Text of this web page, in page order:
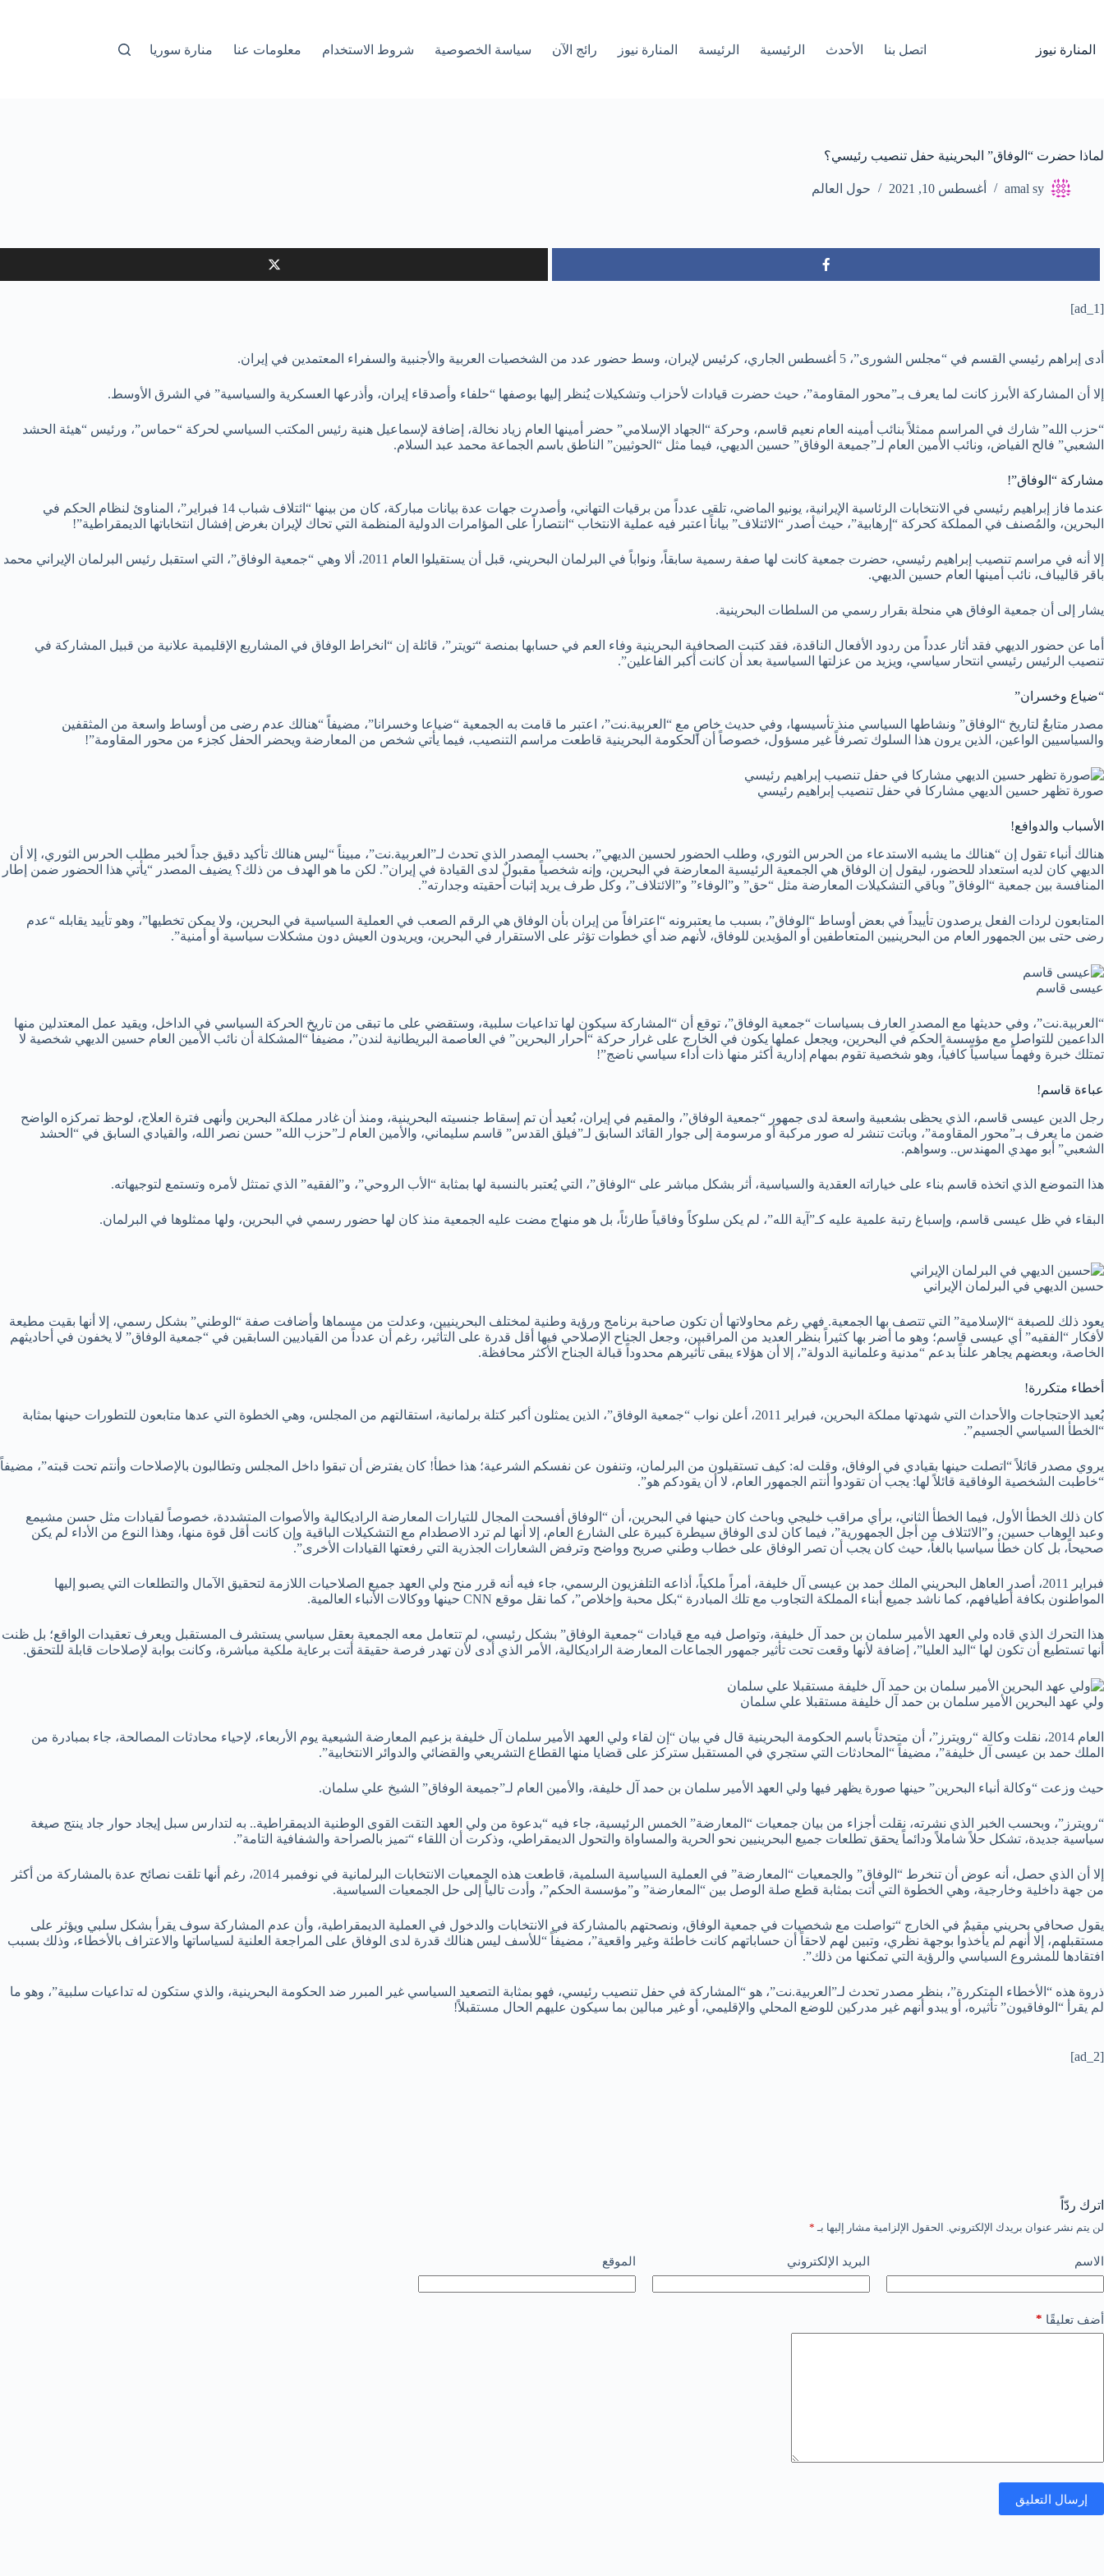
المنارة نيوز اتصل بنا الأحدث الرئيسية الرئیسة المنارة نيوز رائج الآن سياسة الخصوصية شروط الاستخدام معلومات عنا منارة سوريا
لماذا حضرت “الوفاق” البحرينية حفل تنصيب رئيسي؟
amal sy أغسطس 10, 2021 حول العالم
[ad_1]
أدى إبراهم رئيسي القسم في “مجلس الشورى”، 5 أغسطس الجاري، كرئيس لإيران، وسط حضور عدد من الشخصيات العربية والأجنبية والسفراء المعتمدين في إيران.
إلا أن المشاركة الأبرز كانت لما يعرف بـ”محور المقاومة”، حيث حضرت قيادات لأحزاب وتشكيلات يُنظر إليها بوصفها “حلفاء وأصدقاء إيران، وأذرعها العسكرية والسياسية” في الشرق الأوسط.
“حزب الله” شارك في المراسم ممثلاً بنائب أمينه العام نعيم قاسم، وحركة “الجهاد الإسلامي” حضر أمينها العام زياد نخالة، إضافة لإسماعيل هنية رئيس المكتب السياسي لحركة “حماس”، ورئيس “هيئة الحشد
الشعبي” فالح الفياض، ونائب الأمين العام لـ”جميعة الوفاق” حسين الديهي، فيما مثل “الحوثيين” الناطق باسم الجماعة محمد عبد السلام.
مشاركة “الوفاق”!
عندما فاز إبراهيم رئيسي في الانتخابات الرئاسية الإيرانية، يونيو الماضي، تلقى عدداً من برقيات التهاني، وأصدرت جهات عدة بيانات مباركة، كان من بينها “ائتلاف شباب 14 فبراير”، المناوئ لنظام الحكم في
البحرين، والمُصنف في المملكة كحركة “إرهابية”، حيث أصدر “الائتلاف” بياناً اعتبر فيه عملية الانتخاب “انتصاراً على المؤامرات الدولية المنظمة التي تحاك لإيران بغرض إفشال انتخاباتها الديمقراطية”!
إلا أنه في مراسم تنصيب إبراهيم رئيسي، حضرت جمعية كانت لها صفة رسمية سابقاً، ونواباً في البرلمان البحريني، قبل أن يستقيلوا العام 2011، ألا وهي “جمعية الوفاق”، التي استقبل رئيس البرلمان الإيراني محمد
باقر قاليباف، نائب أمينها العام حسين الديهي.
يشار إلى أن جمعية الوفاق هي منحلة بقرار رسمي من السلطات البحرينية.
أما عن حضور الديهي فقد أثار عدداً من ردود الأفعال الناقدة، فقد كتبت الصحافية البحرينية وفاء العم في حسابها بمنصة “تويتر”، قائلة إن “انخراط الوفاق في المشاريع الإقليمية علانية من قبيل المشاركة في
تنصيب الرئيس رئيسي انتحار سياسي، ويزيد من عزلتها السياسية بعد أن كانت أكبر الفاعلين”.
“ضياع وخسران”
مصدر متابعٌ لتاريخ “الوفاق” ونشاطها السياسي منذ تأسيسها، وفي حديث خاصٍ مع “العربية.نت”، اعتبر ما قامت به الجمعية “ضياعا وخسرانا”، مضيفاً “هنالك عدم رضى من أوساط واسعة من المثقفين
والسياسيين الواعين، الذين يرون هذا السلوك تصرفاً غير مسؤول، خصوصاً أن الحكومة البحرينية قاطعت مراسم التنصيب، فيما يأتي شخص من المعارضة ويحضر الحفل كجزء من محور المقاومة”!
صورة تظهر حسين الديهي مشاركا في حفل تنصيب إبراهيم رئيسي
الأسباب والدوافع!
هنالك أنباء تقول إن “هنالك ما يشبه الاستدعاء من الحرس الثوري، وطلب الحضور لحسين الديهي”، بحسب المصدر الذي تحدث لـ”العربية.نت”، مبيناً “ليس هنالك تأكيد دقيق جداً لخبر مطلب الحرس الثوري، إلا أن
الديهي كان لديه استعداد للحضور، ليقول إن الوفاق هي الجمعية الرئيسية المعارضة في البحرين، وإنه شخصياً مقبولٌ لدى القيادة في إيران”. لكن ما هو الهدف من ذلك؟ يضيف المصدر “يأتي هذا الحضور ضمن إطار
المنافسة بين جمعية “الوفاق” وباقي التشكيلات المعارضة مثل “حق” و”الوفاء” و”الائتلاف”، وكل طرف يريد إثبات أحقيته وجدارته”.
المتابعون لردات الفعل يرصدون تأييداً في بعض أوساط “الوفاق”، بسبب ما يعتبرونه “اعترافاً من إيران بأن الوفاق هي الرقم الصعب في العملية السياسية في البحرين، ولا يمكن تخطيها”، وهو تأييد يقابله “عدم
رضى حتى بين الجمهور العام من البحرينيين المتعاطفين أو المؤيدين للوفاق، لأنهم ضد أي خطوات تؤثر على الاستقرار في البحرين، ويريدون العيش دون مشكلات سياسية أو أمنية”.
عيسى قاسم
“العربية.نت”، وفي حديثها مع المصدرِ العارف بسياسات “جمعية الوفاق”، توقع أن “المشاركة سيكون لها تداعيات سلبية، وستقضي على ما تبقى من تاريخ الحركة السياسي في الداخل، ويقيد عمل المعتدلين منها
الداعمين للتواصل مع مؤسسة الحكم في البحرين، ويجعل عملها يكون في الخارج على غرار حركة “أحرار البحرين” في العاصمة البريطانية لندن”، مضيفاً “المشكلة أن نائب الأمين العام حسين الديهي شخصية لا
تمتلك خبرة وفهماً سياسياً كافياً، وهو شخصية تقوم بمهام إدارية أكثر منها ذات أداء سياسي ناضج”!
عباءة قاسم!
رجل الدين عيسى قاسم، الذي يحظى بشعبية واسعة لدى جمهور “جمعية الوفاق”، والمقيم في إيران، بُعيد أن تم إسقاط جنسيته البحرينية، ومنذ أن غادر مملكة البحرين وأنهى فترة العلاج، لوحظ تمركزه الواضح
ضمن ما يعرف بـ”محور المقاومة”، وباتت تنشر له صور مركبة أو مرسومة إلى جوار القائد السابق لـ”فيلق القدس” قاسم سليماني، والأمين العام لـ”حزب الله” حسن نصر الله، والقيادي السابق في “الحشد
الشعبي” أبو مهدي المهندس.. وسواهم.
هذا التموضع الذي اتخذه قاسم بناء على خياراته العقدية والسياسية، أثر بشكل مباشر على “الوفاق”، التي يُعتبر بالنسبة لها بمثابة “الأب الروحي”، و”الفقيه” الذي تمتثل لأمره وتستمع لتوجيهاته.
البقاء في ظل عيسى قاسم، وإسباغ رتبة علمية عليه كـ”آية الله”، لم يكن سلوكاً وفاقياً طارئاً، بل هو منهاج مضت عليه الجمعية منذ كان لها حضور رسمي في البحرين، ولها ممثلوها في البرلمان.
حسين الديهي في البرلمان الإيراني
يعود ذلك للصبغة “الإسلامية” التي تتصف بها الجمعية. فهي رغم محاولاتها أن تكون صاحبة برنامج ورؤية وطنية لمختلف البحرينيين، وعدلت من مسماها وأضافت صفة “الوطني” بشكل رسمي، إلا أنها بقيت مطيعة
لأفكار “الفقيه” أي عيسى قاسم؛ وهو ما أضر بها كثيراً بنظر العديد من المراقبين، وجعل الجناح الإصلاحي فيها أقل قدرة على التأثير، رغم أن عدداً من القياديين السابقين في “جمعية الوفاق” لا يخفون في أحاديثهم
الخاصة، وبعضهم يجاهر علناً بدعم “مدنية وعلمانية الدولة”، إلا أن هؤلاء يبقى تأثيرهم محدوداً قبالة الجناح الأكثر محافظة.
أخطاء متكررة!
بُعيد الاحتجاجات والأحداث التي شهدتها مملكة البحرين، فبراير 2011، أعلن نواب “جمعية الوفاق”، الذين يمثلون أكبر كتلة برلمانية، استقالتهم من المجلس، وهي الخطوة التي عدها متابعون للتطورات حينها بمثابة
“الخطأ السياسي الجسيم”.
يروي مصدر قائلاً “اتصلت حينها بقيادي في الوفاق، وقلت له: كيف تستقيلون من البرلمان، وتنفون عن نفسكم الشرعية؛ هذا خطأ! كان يفترض أن تبقوا داخل المجلس وتطالبون بالإصلاحات وأنتم تحت قبته”، مضيفاً
“خاطبت الشخصية الوفاقية قائلاً لها: يجب أن تقودوا أنتم الجمهور العام، لا أن يقودكم هو”.
كان ذلك الخطأ الأول، فيما الخطأ الثاني، برأي مراقب خليجي وباحث كان حينها في البحرين، أن “الوفاق أفسحت المجال للتيارات المعارضة الراديكالية والأصوات المتشددة، خصوصاً لقيادات مثل حسن مشيمع
وعبد الوهاب حسين، و”الائتلاف من أجل الجمهورية”، فيما كان لدى الوفاق سيطرة كبيرة على الشارع العام، إلا أنها لم ترد الاصطدام مع التشكيلات الباقية وإن كانت أقل قوة منها، وهذا النوع من الأداء لم يكن
صحيحاً، بل كان خطأ سياسيا بالغاً، حيث كان يجب أن تصر الوفاق على خطاب وطني صريح وواضح وترفض الشعارات الجذرية التي رفعتها القيادات الأخرى”.
فبراير 2011، أصدر العاهل البحريني الملك حمد بن عيسى آل خليفة، أمراً ملكياً، أذاعه التلفزيون الرسمي، جاء فيه أنه قرر منح ولي العهد جميع الصلاحيات اللازمة لتحقيق الآمال والتطلعات التي يصبو إليها
المواطنون بكافة أطيافهم، كما ناشد جميع أبناء المملكة التجاوب مع تلك المبادرة “بكل محبة وإخلاص”، كما نقل موقع CNN حينها ووكالات الأنباء العالمية.
هذا التحرك الذي قاده ولي العهد الأمير سلمان بن حمد آل خليفة، وتواصل فيه مع قيادات “جمعية الوفاق” بشكل رئيسي، لم تتعامل معه الجمعية بعقل سياسي يستشرف المستقبل ويعرف تعقيدات الواقع؛ بل ظنت
أنها تستطيع أن تكون لها “اليد العليا”، إضافة لأنها وقعت تحت تأثير جمهور الجماعات المعارضة الراديكالية، الأمر الذي أدى لأن تهدر فرصة حقيقة أتت برعاية ملكية مباشرة، وكانت بوابة لإصلاحات قابلة للتحقق.
ولي عهد البحرين الأمير سلمان بن حمد آل خليفة مستقبلا علي سلمان
العام 2014، نقلت وكالة “رويترز”، أن متحدثاً باسم الحكومة البحرينية قال في بيان “إن لقاء ولي العهد الأمير سلمان آل خليفة بزعيم المعارضة الشيعية يوم الأربعاء، لإحياء محادثات المصالحة، جاء بمبادرة من
الملك حمد بن عيسى آل خليفة”، مضيفاً “المحادثات التي ستجري في المستقبل ستركز على قضايا منها القطاع التشريعي والقضائي والدوائر الانتخابية”.
حيث وزعت “وكالة أنباء البحرين” حينها صورة يظهر فيها ولي العهد الأمير سلمان بن حمد آل خليفة، والأمين العام لـ”جميعة الوفاق” الشيخ علي سلمان.
“رويترز”، وبحسب الخبر الذي نشرته، نقلت أجزاء من بيان جمعيات “المعارضة” الخمس الرئيسية، جاء فيه “بدعوة من ولي العهد التقت القوى الوطنية الديمقراطية.. به لتدارس سبل إيجاد حوار جاد ينتج صيغة
سياسية جديدة، تشكل حلاً شاملاً ودائماً يحقق تطلعات جميع البحرينيين نحو الحرية والمساواة والتحول الديمقراطي، وذكرت أن اللقاء “تميز بالصراحة والشفافية التامة”.
إلا أن الذي حصل، أنه عوض أن تنخرط “الوفاق” والجمعيات “المعارضة” في العملية السياسية السلمية، قاطعت هذه الجمعيات الانتخابات البرلمانية في نوفمبر 2014، رغم أنها تلقت نصائح عدة بالمشاركة من أكثر
من جهة داخلية وخارجية، وهي الخطوة التي أتت بمثابة قطع صلة الوصل بين “المعارضة” و”مؤسسة الحكم”، وأدت تالياً إلى حل الجمعيات السياسية.
يقول صحافي بحريني مقيمٌ في الخارج “تواصلت مع شخصيات في جمعية الوفاق، ونصحتهم بالمشاركة في الانتخابات والدخول في العملية الديمقراطية، وأن عدم المشاركة سوف يقرأ بشكل سلبي ويؤثر على
مستقبلهم، إلا أنهم لم يأخذوا بوجهة نظري، وتبين لهم لاحقاً أن حساباتهم كانت خاطئة وغير واقعية”، مضيفاً “للأسف ليس هنالك قدرة لدى الوفاق على المراجعة العلنية لسياساتها والاعتراف بالأخطاء، وذلك بسبب
افتقادها للمشروع السياسي والرؤية التي تمكنها من ذلك”.
ذروة هذه “الأخطاء المتكررة”، بنظر مصدر تحدث لـ”العربية.نت”، هو “المشاركة في حفل تنصيب رئيسي، فهو بمثابة التصعيد السياسي غير المبرر ضد الحكومة البحرينية، والذي ستكون له تداعيات سلبية”، وهو ما
لم يقرأ “الوفاقيون” تأثيره، أو يبدو أنهم غير مدركين للوضع المحلي والإقليمي، أو غير مبالين بما سيكون عليهم الحال مستقبلاً!
[ad_2]
اترك ردّاً
لن يتم نشر عنوان بريدك الإلكتروني. الحقول الإلزامية مشار إليها بـ *
الاسم البريد الإلكتروني الموقع
أضف تعليقًا *
إرسال التعليق